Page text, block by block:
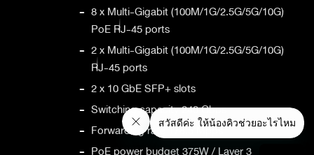
- 8 x Multi-Gigabit (100M/1G/2.5G/5G/10G)
PoE RJ-45 ports
- 2 x Multi-Gigabit (100M/1G/2.5G/5G/10G)
RJ-45 ports
- 2 x 10 GbE SFP+ slots
- Switching capacity 240 Gbps
- Forwarding rate 178.5 Mpps
- PoE power budget 375W / Layer 3